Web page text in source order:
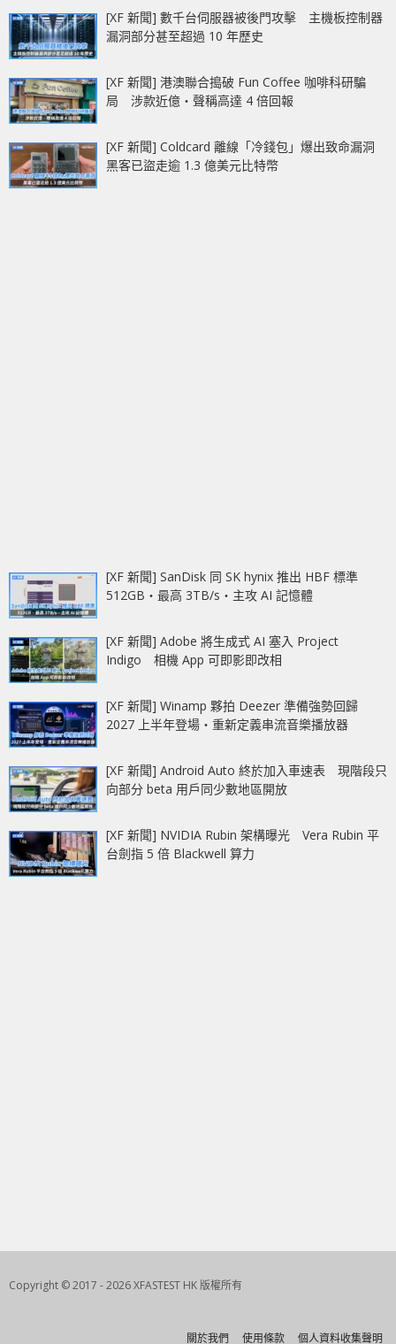
[XF 新聞] 數千台伺服器被後門攻擊 主機板控制器
漏洞部分甚至超過 10 年歷史
[XF 新聞] 港澳聯合搗破 Fun Coffee 咖啡科研騙
局 涉款近億‧聲稱高達 4 倍回報
[XF 新聞] Coldcard 離線「冷錢包」爆出致命漏洞
黑客已盜走逾 1.3 億美元比特幣
[XF 新聞] SanDisk 同 SK hynix 推出 HBF 標準
512GB‧最高 3TB/s‧主攻 AI 記憶體
[XF 新聞] Adobe 將生成式 AI 塞入 Project
Indigo 相機 App 可即影即改相
[XF 新聞] Winamp 夥拍 Deezer 準備強勢回歸
2027 上半年登場‧重新定義串流音樂播放器
[XF 新聞] Android Auto 終於加入車速表 現階段只
向部分 beta 用戶同少數地區開放
[XF 新聞] NVIDIA Rubin 架構曝光 Vera Rubin 平
台劍指 5 倍 Blackwell 算力
Copyright © 2017 - 2026 XFASTEST HK 版權所有
關於我們 使用條款 個人資料收集聲明